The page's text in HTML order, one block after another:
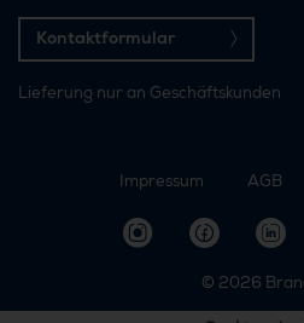
Kontaktformular
Lieferung nur an Geschäftskunden
Impressum AGB
© 2026